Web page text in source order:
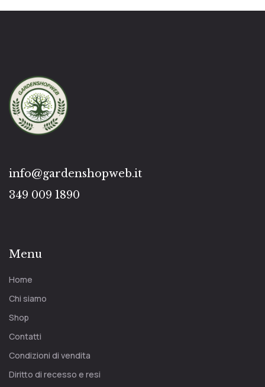
info@gardenshopweb.it
349 009 1890
Menu
Home
Chi siamo
Shop
Contatti
Condizioni di vendita
Diritto di recesso e resi